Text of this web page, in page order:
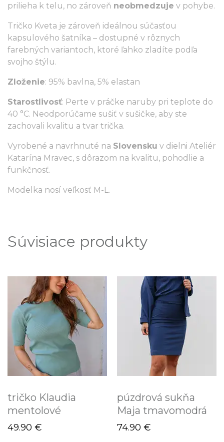
prilieha k telu, no zároveň neobmedzuje v pohybe.
Tričko Kveta je zároveň ideálnou súčasťou
kapsulového šatníka – dostupné v rôznych
farebných variantoch, ktoré ľahko zladíte podľa
svojho štýlu.
Zloženie: 95% bavlna, 5% elastan
Starostlivosť: Perte v práčke naruby pri teplote do
40 °C. Neodporúčame sušiť v sušičke, aby ste
zachovali kvalitu a tvar trička.
Vyrobené a navrhnuté na Slovensku v dielni Ateliér
Katarína Mravec, s dôrazom na kvalitu, pohodlie a
funkčnosť.
Modelka nosí veľkosť M-L.
Súvisiace produkty
tričko Klaudia
mentolové
49.90 €
púzdrová sukňa
Maja tmavomodrá
74.90 €